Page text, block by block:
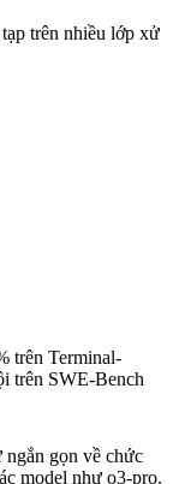
trên nhiều lớp xử
trên Terminal-
trên SWE-Bench
gọn về chức
model như o3-pro.